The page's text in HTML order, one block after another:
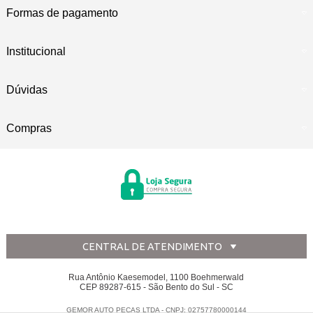
Formas de pagamento
Institucional
Dúvidas
Compras
CENTRAL DE ATENDIMENTO
Rua Antônio Kaesemodel, 1100 Boehmerwald
CEP 89287-615 - São Bento do Sul - SC
GEMOR AUTO PECAS LTDA - CNPJ: 02757780000144